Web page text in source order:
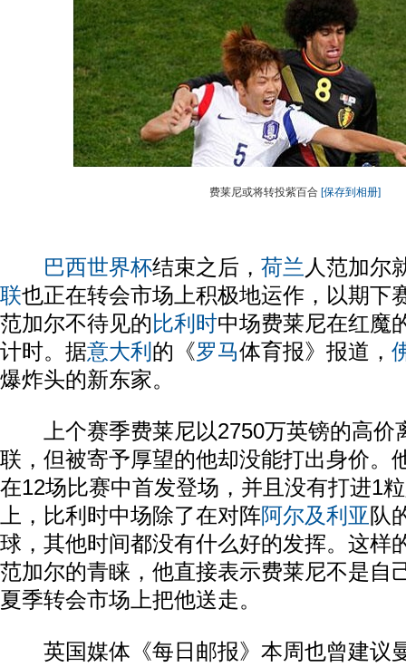
费莱尼或将转投紫百合 [保存到相册]
巴西世界杯结束之后， 荷兰 人范加尔
联也正在转会市场上积极地运作，以期下
范加尔不待见的 比利时中场费莱尼在红魔
计时。据意大利 的《罗马体育报》报道，
爆炸头的新东家。
上个赛季费莱尼以2750万英镑的高价
联，但被寄予厚望的他却没能打出身价。
在12场比赛中首发登场，并且没有打进1
上，比利时中场除了在对阵阿尔及利亚 队
球，其他时间都没有什么好的发挥。这样
范加尔的青睐，他直接表示费莱尼不是自
夏季转会市场上把他送走。
英国媒体《每日邮报》本周也曾建议